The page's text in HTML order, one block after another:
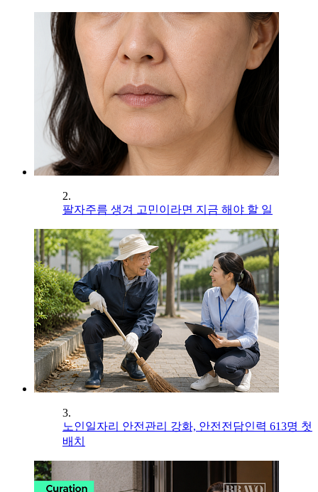
2.
팔자주름 생겨 고민이라면 지금 해야 할 일
3.
노인일자리 안전관리 강화, 안전전담인력 613명 첫
배치